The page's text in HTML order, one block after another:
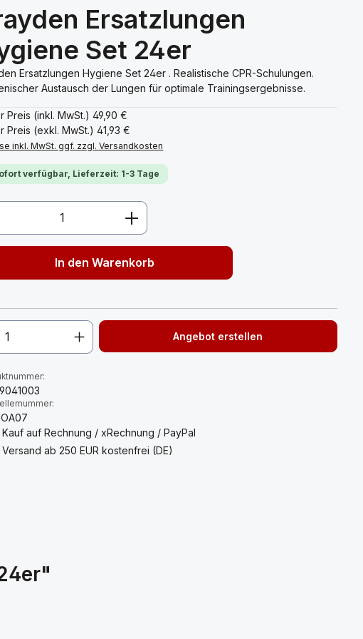
Ersatzlungen
Set 24er
Ersatzlungen Hygiene Set 24er . Realistische CPR-Schulungen.
Austausch der Lungen für optimale Trainingsergebnisse.
Preis (inkl. MwSt.)49,90 €
Preis (exkl. MwSt.)41,93 €
inkl. MwSt. ggf. zzgl. Versandkosten
verfügbar, Lieferzeit: 1-3 Tage
Anzahl: Gib den gewünschten Wert
In den Warenkorb
Angebot erstellen
Kauf auf Rechnung / xRechnung / PayPal
Versand ab 250 EUR kostenfrei (DE)